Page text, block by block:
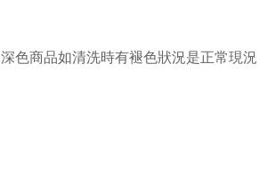
深色商品如清洗時有褪色狀況是正常現況